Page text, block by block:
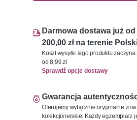
Darmowa dostawa już od
200,00 zł na terenie
Koszt wysyłki tego produktu zaczyna
od 8,99 zł
Sprawdź opcje dostawy
Gwarancja
Oferujemy wyłącznie oryginalne
kolekcjonerskie. Każdy egzemplarz